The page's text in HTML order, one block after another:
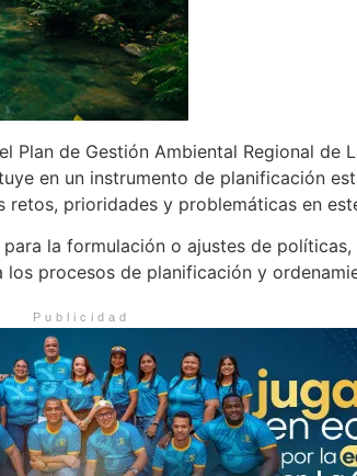
de Gestión Ambiental Regional de
en un instrumento de planificación
prioridades y problemáticas en
la formulación o ajustes de
procesos de planificación y
Publicidad